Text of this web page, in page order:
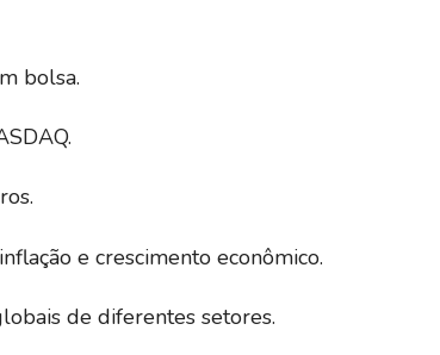
bolsa.
e crescimento econômico.
de diferentes setores.